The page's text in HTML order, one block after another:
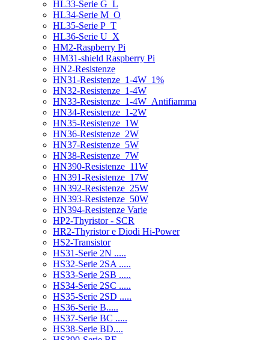
HL33-Serie G_L
HL34-Serie M_O
HL35-Serie P_T
HL36-Serie U_X
HM2-Raspberry Pi
HM31-shield Raspberry Pi
HN2-Resistenze
HN31-Resistenze_1-4W_1%
HN32-Resistenze_1-4W
HN33-Resistenze_1-4W_Antifiamma
HN34-Resistenze_1-2W
HN35-Resistenze_1W
HN36-Resistenze_2W
HN37-Resistenze_5W
HN38-Resistenze_7W
HN390-Resistenze_11W
HN391-Resistenze_17W
HN392-Resistenze_25W
HN393-Resistenze_50W
HN394-Resistenze Varie
HP2-Thyristor - SCR
HR2-Thyristor e Diodi Hi-Power
HS2-Transistor
HS31-Serie 2N .....
HS32-Serie 2SA .....
HS33-Serie 2SB .....
HS34-Serie 2SC .....
HS35-Serie 2SD .....
HS36-Serie B.....
HS37-Serie BC .....
HS38-Serie BD....